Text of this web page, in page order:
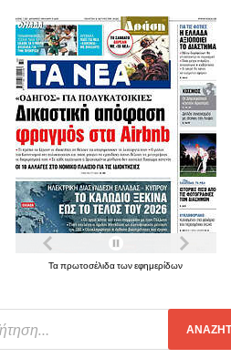
Τα πρωτοσέλιδα των εφημερίδων